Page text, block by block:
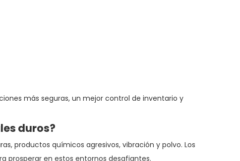
más seguras, un mejor control de inventario y
duros?
productos químicos agresivos, vibración y polvo. Los
prosperar en estos entornos desafiantes.